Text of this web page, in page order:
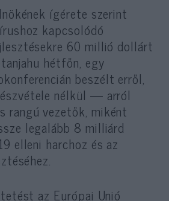
ígérete szerint
kapcsolódó
60 millió dollárt
hétfőn, egy
beszélt erről,
nélkül — arról
rangú vezetők, miként
legalább 8 milliárd
elleni harchoz és az
az Európai Unió